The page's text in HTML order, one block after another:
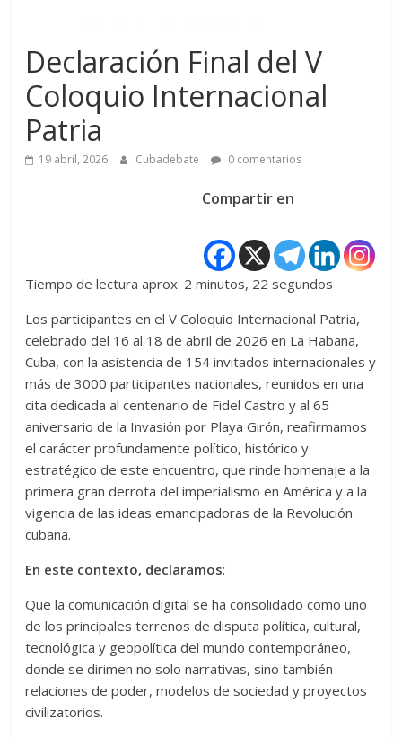
Declaración Final del V
Coloquio Internacional
Patria
19 abril, 2026 Cubadebate 0 comentarios
Compartir en
Tiempo de lectura aprox: 2 minutos, 22 segundos
Los participantes en el V Coloquio Internacional Patria,
celebrado del 16 al 18 de abril de 2026 en La Habana,
Cuba, con la asistencia de 154 invitados internacionales y
más de 3000 participantes nacionales, reunidos en una
cita dedicada al centenario de Fidel Castro y al 65
aniversario de la Invasión por Playa Girón, reafirmamos
el carácter profundamente político, histórico y
estratégico de este encuentro, que rinde homenaje a la
primera gran derrota del imperialismo en América y a la
vigencia de las ideas emancipadoras de la Revolución
cubana.
En este contexto, declaramos:
Que la comunicación digital se ha consolidado como uno
de los principales terrenos de disputa política, cultural,
tecnológica y geopolítica del mundo contemporáneo,
donde se dirimen no solo narrativas, sino también
relaciones de poder, modelos de sociedad y proyectos
civilizatorios.